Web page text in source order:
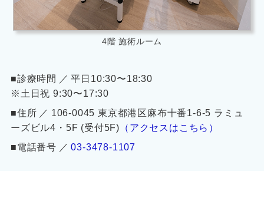
4階 施術ルーム
■診療時間 ／ 平日10:30〜18:30
※土日祝 9:30〜17:30
■住所 ／ 106-0045 東京都港区麻布十番1-6-5 ラミュ
ーズビル4・5F (受付5F) （アクセスはこちら）
■電話番号 ／03-3478-1107